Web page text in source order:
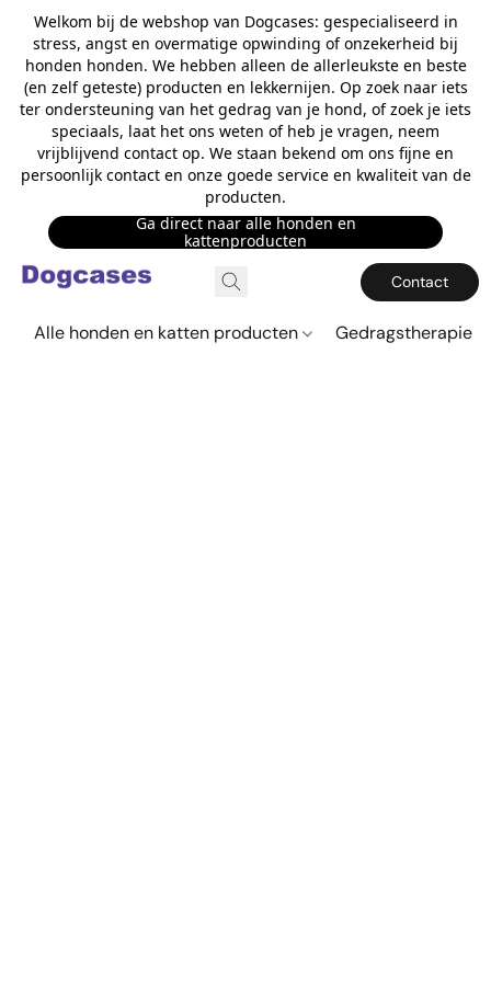
Welkom bij de webshop van Dogcases: gespecialiseerd in
stress, angst en overmatige opwinding of onzekerheid bij
honden honden. We hebben alleen de allerleukste en beste
(en zelf geteste) producten en lekkernijen. Op zoek naar iets
ter ondersteuning van het gedrag van je hond, of zoek je iets
speciaals, laat het ons weten of heb je vragen, neem
vrijblijvend contact op. We staan bekend om ons fijne en
persoonlijk contact en onze goede service en kwaliteit van de
producten.
Ga direct naar alle honden en
kattenproducten
Contact
Alle honden en katten producten Gedragstherapie